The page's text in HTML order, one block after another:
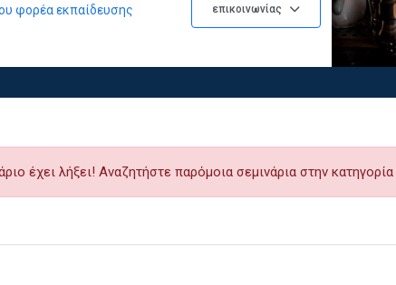
φορέα εκπαίδευσης
επικοινωνίας
έχει λήξει! Αναζητήστε παρόμοια σεμινάρια στην κατηγορία